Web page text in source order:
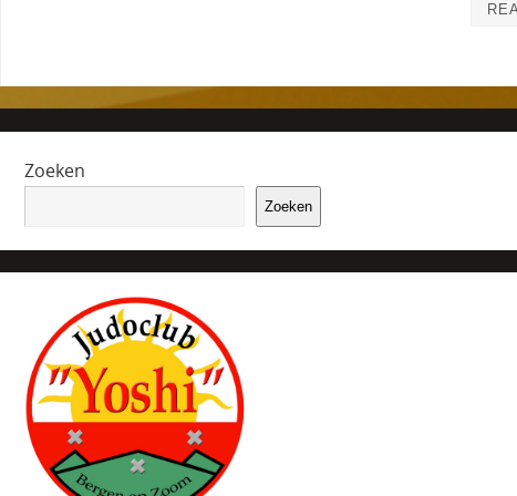
Zoeken
Zoeken